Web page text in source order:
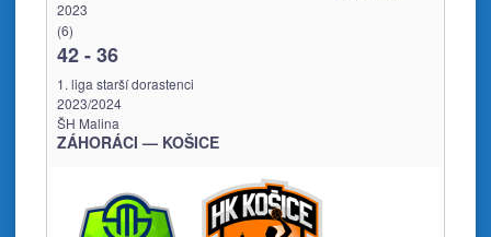
2023
(6)
42-36
1. liga starší dorastenci
2023/2024
ŠH Malina
ZÁHORÁCI — KOŠICE